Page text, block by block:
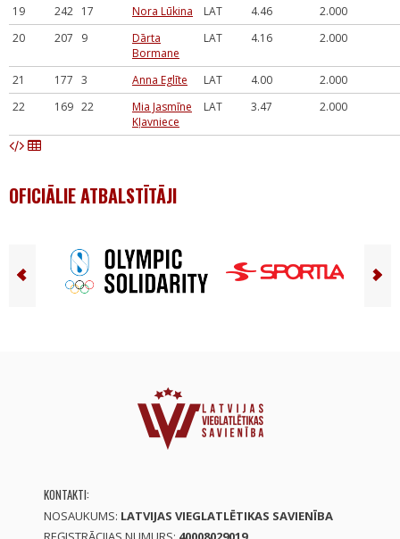
19
242 17 Nora Lūkina LAT 4.46
2.000
20
207 9
Dārta
Bormane
LAT 4.16 2.000
21 177 3 Anna Eglīte LAT 4.00
2.000
22
169 22
Mia Jasmīne
Kļavniece
LAT 3.47 2.000
OFICIĀLIE ATBALSTĪTĀJI
KONTAKTI:
NOSAUKUMS: LATVIJAS VIEGLATLĒTIKAS SAVIENĪBA